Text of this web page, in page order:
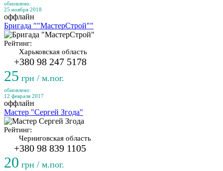
обновлено:
25 ноября 2018
оффлайн
Бригада ""МастерСтрой""
Рейтинг:
Харьковская область
+380 98 247 5178
25 грн / м.пог.
обновлено:
12 февраля 2017
оффлайн
Мастер "Сергей Згода"
Рейтинг:
Черниговская область
+380 98 839 1105
20 грн / м.пог.